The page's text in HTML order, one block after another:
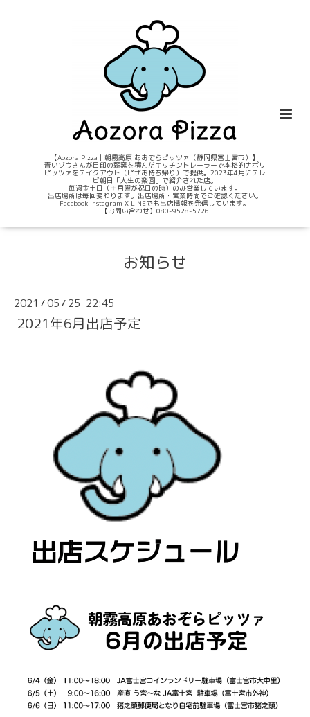
【Aozora Pizza｜朝霧高原 あおぞらピッツァ（静岡県富士宮市）】
青いゾウさんが目印の薪窯を積んだキッチントレーラーで本格的ナポリ
ピッツァをテイクアウト（ピザお持ち帰り）で提供。2023年4月にテレ
ビ朝日「人生の楽園」で紹介された店。
毎週金土日（＋月曜が祝日の時）のみ営業しています。
出店場所は毎回変わります。出店場所・営業時間でご確認ください。
Facebook Instagram X LINEでも出店情報を発信しています。
【お問い合わせ】080-9528-5726
お知らせ
2021 /05 / 25 22:45
2021年6月出店予定